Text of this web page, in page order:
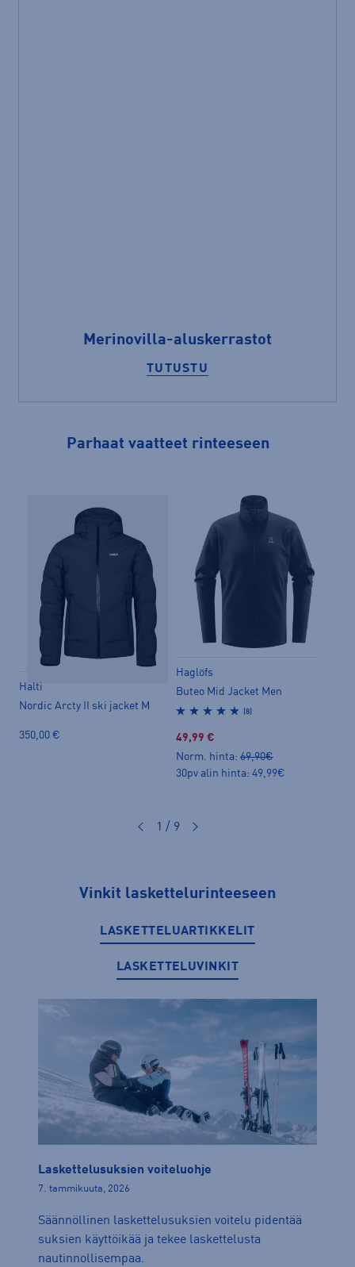
Merinovilla-aluskerrastot
TUTUSTU
Parhaat vaatteet rinteeseen
Halti
Nordic Arcty II ski jacket M
350,00 €
Haglöfs
Buteo Mid Jacket Men
(8)
49,99 €
Norm. hinta: 69,90€
30pv alin hinta: 49,99€
1 / 9
Vinkit laskettelurinteeseen
LASKETTELUARTIKKELIT
LASKETTELUVINKIT
Laskettelusuksien voiteluohje
7. tammikuuta, 2026
Säännöllinen laskettelusuksien voitelu pidentää
suksien käyttöikää ja tekee laskettelusta
nautinnollisempaa.